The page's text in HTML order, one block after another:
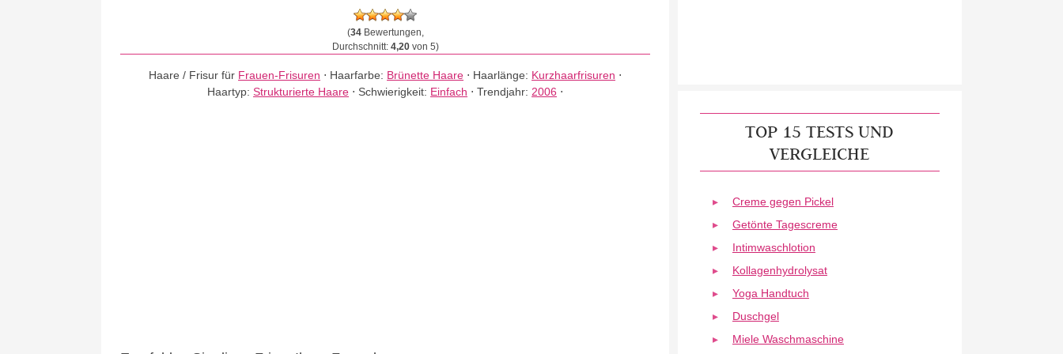
(34Bewertungen,
Durchschnitt: 4,20von 5)
Haare / Frisur für Frauen-Frisuren ⋅ Haarfarbe: Brünette Haare ⋅ Haarlänge: Kurzhaarfrisuren ⋅
Haartyp:Strukturierte Haare ⋅ Schwierigkeit: Einfach ⋅Trendjahr: 2006 ⋅
TOP 15 TESTS UND
VERGLEICHE
Creme gegen Pickel
Getönte Tagescreme
Intimwaschlotion
Kollagenhydrolysat
Yoga Handtuch
Duschgel
Miele Waschmaschine